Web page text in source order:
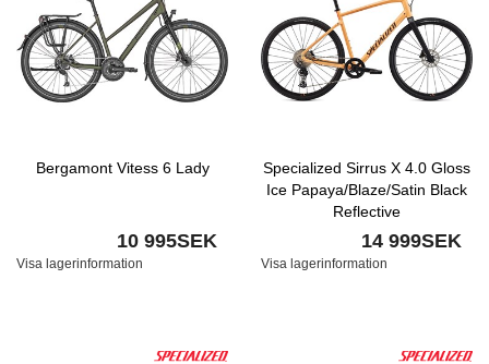
Bergamont Vitess 6 Lady
10 995SEK
Visa lagerinformation
Specialized Sirrus X 4.0 Gloss
Ice Papaya/Blaze/Satin Black
Reflective
14 999SEK
Visa lagerinformation